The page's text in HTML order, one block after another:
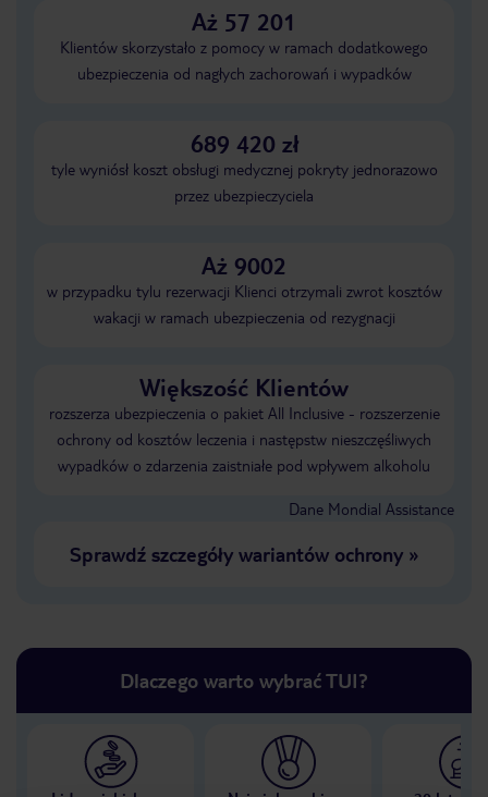
Aż 57 201
Klientów skorzystało z pomocy w ramach dodatkowego
ubezpieczenia od nagłych zachorowań i wypadków
689 420 zł
tyle wyniósł koszt obsługi medycznej pokryty jednorazowo
przez ubezpieczyciela
Aż 9002
w przypadku tylu rezerwacji Klienci otrzymali zwrot kosztów
wakacji w ramach ubezpieczenia od rezygnacji
Większość Klientów
rozszerza ubezpieczenia o pakiet All Inclusive - rozszerzenie
ochrony od kosztów leczenia i następstw nieszczęśliwych
wypadków o zdarzenia zaistniałe pod wpływem alkoholu
Dane Mondial Assistance
Sprawdź szczegóły wariantów ochrony»
Dlaczego warto wybrać TUI?